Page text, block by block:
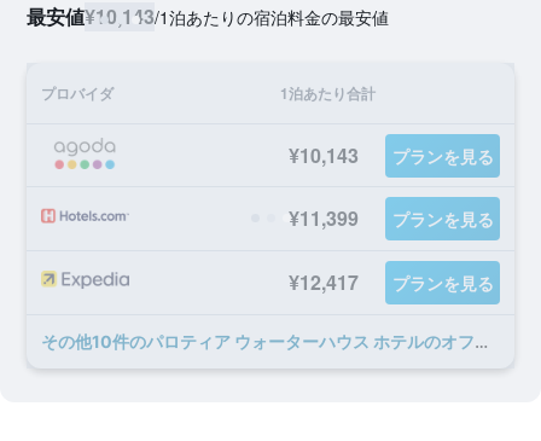
最安値¥10,143/1泊あたりの宿泊料金の最安値
プロバイダ 1泊あたり合計
¥10,143 プランを見る
¥11,399 プランを見る
¥12,417 プランを見る
​その他10​件のパロティア ウォーターハウス ホテルのオファー